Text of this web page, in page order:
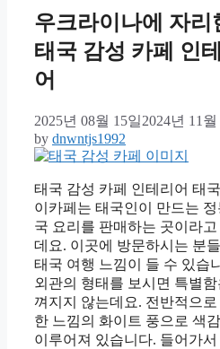
우크라이나에 자리
태국 감성 카페 인
어
2025년 08월 15일2024년 11월
by dnwntjs1992
태국 감성 카페 인테리어 태
이카페는 태국인이 만드는 정
국 요리를 판매하는 곳이라고
데요. 이곳에 방문하시는 분들
태국 여행 느낌이 들 수 있습
외관의 형태를 보시면 특별함
껴지지 않는데요. 전반적으로
한 느낌의 화이트 풍으로 색감
이루어져 있습니다. 들어가서